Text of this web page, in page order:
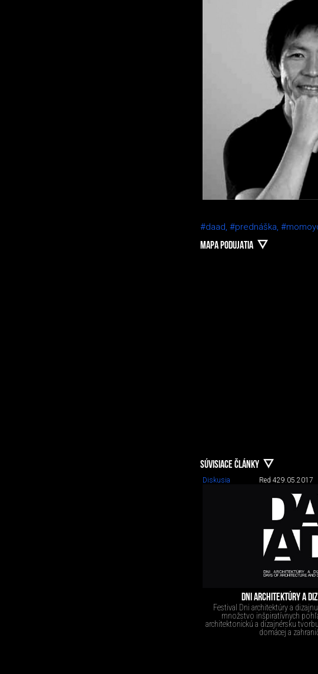
#daad, #prednáška,
MAPA PODUJATIA
SÚVISIACE ČLÁNKY
Diskusia Red 429.05.2017
DNI ARCHITEKTÚRY A
Festival Dni architektúry a
množstvo inšpiratívnych
architektonickú a dizajnérsku
domácej a